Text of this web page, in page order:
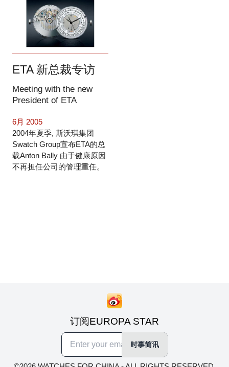
ETA 新总裁专访
Meeting with the new
President of ETA
6月 2005
2004年夏季, 斯沃琪集团
Swatch Group宣布ETA的总
载Anton Bally 由于健康原因
不再担任公司的管理重任。
订阅EUROPA STAR
时事简讯